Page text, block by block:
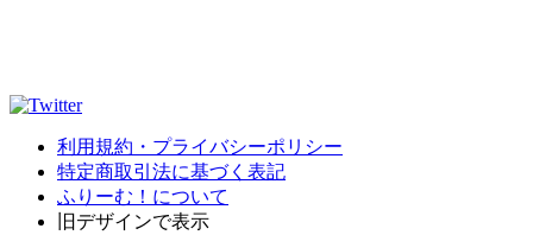
利用規約・プライバシーポリシー
特定商取引法に基づく表記
ふりーむ！について
旧デザインで表示